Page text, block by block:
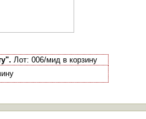
Лот: 006/мид в корзину